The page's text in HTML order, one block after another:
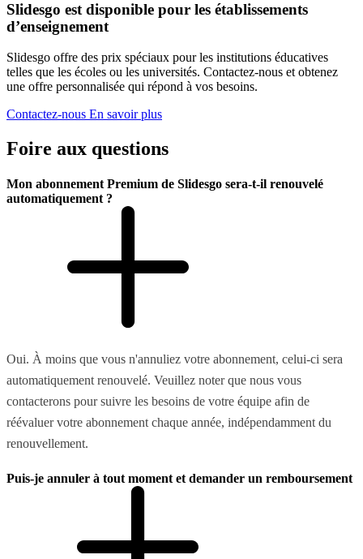
Slidesgo est disponible pour les établissements
d’enseignement
Slidesgo offre des prix spéciaux pour les institutions éducatives
telles que les écoles ou les universités. Contactez-nous et obtenez
une offre personnalisée qui répond à vos besoins.
Contactez-nous En savoir plus
Foire aux questions
Mon abonnement Premium de Slidesgo sera-t-il renouvelé
automatiquement ?
Oui. À moins que vous n'annuliez votre abonnement, celui-ci sera
automatiquement renouvelé. Veuillez noter que nous vous
contacterons pour suivre les besoins de votre équipe afin de
réévaluer votre abonnement chaque année, indépendamment du
renouvellement.
Puis-je annuler à tout moment et demander un remboursement